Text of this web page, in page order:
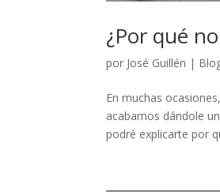
¿Por qué
por José Guillén |
En muchas
acabamos dándole
podré explicarte por